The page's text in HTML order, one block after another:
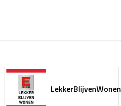
LekkerBlijvenWonen